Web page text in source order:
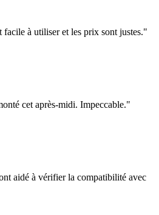
facile à utiliser et les prix sont justes."
cet après-midi. Impeccable."
aidé à vérifier la compatibilité avec